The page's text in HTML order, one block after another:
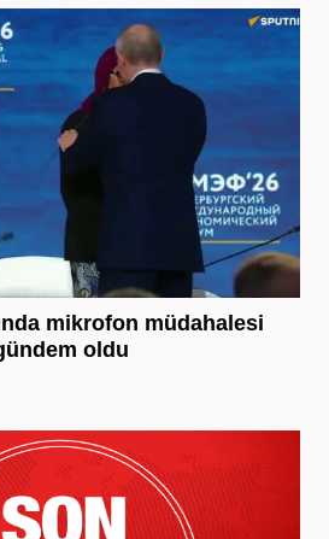
mikrofon müdahalesi
oldu